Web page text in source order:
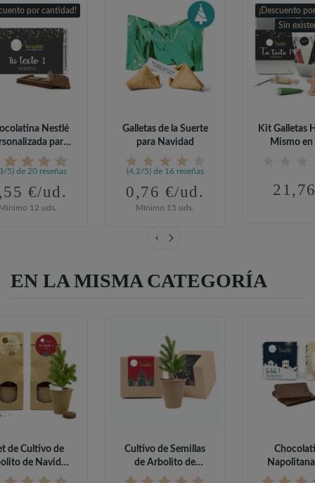
por cantidad!
Nestlé
para
Detalles...
5) de 20 reseñas
€/ud.
12 uds.
Galletas de la Suerte
para Navidad
(4,2/5) de 16 reseñas
0,76 €/ud.
Mínimo 15 uds.
¡Descuento
Sin
Kit Galletas
Mismo en
EN LA MISMA CATEGORÍA
de Cultivo de
de Navidad
en...
Cultivo de Semillas
de Arbolito de
Navidad en...
Foto para